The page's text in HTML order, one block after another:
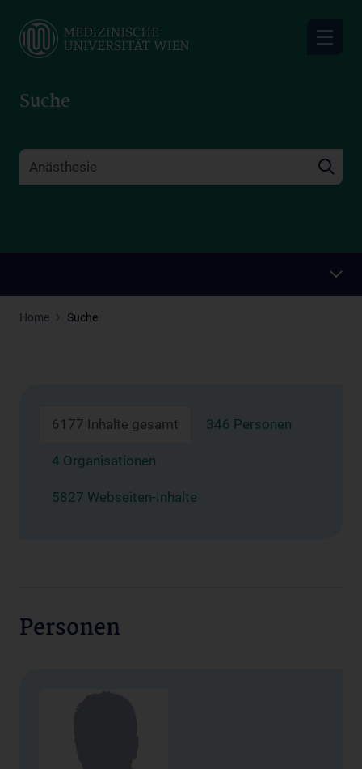
main
Suche
Home Suche
6177 Inhalte gesamt 346 Personen
4 Organisationen
5827 Webseiten-Inhalte
Personen